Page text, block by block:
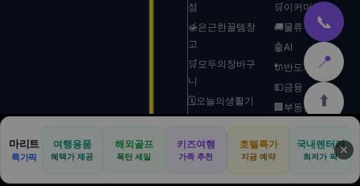
점
🍯은근한꿀템창
고
🛒모두의장바구
니
🗓️오늘의생활기
록소
💳스마트소비노
트
🔍방구석취향연
🛒이커머스
🚚물류
🤖AI
🔌반도체
💵금융
🏢부동산
🚗자동차
⚡에너지
📦이사
📞
📍
⬆️
🏠
맛집
🏛️ 🛒
쿠팡
📞
문의
🏠
본사 호텔
🚗 🛡️
보험
📢
광고
마리트
특가픽
여행용품
혜택가 제공
해외골프
폭탄 세일
키즈여행
가족 추천
호텔특가
지금 예약
국내렌터카
최저가 픽 ✕